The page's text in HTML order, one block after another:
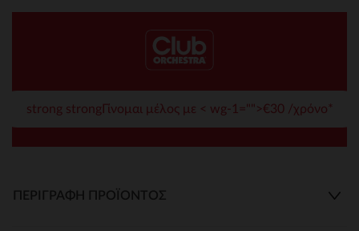
strong strongΓίνομαι μέλος με < wg-1="">€30 /χρόνο*
ΠΕΡΙΓΡΑΦΉ ΠΡΟΪΌΝΤΟΣ